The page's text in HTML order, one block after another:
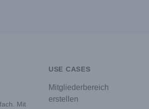
Mit
USE CASES
Mitgliederbereich
erstellen